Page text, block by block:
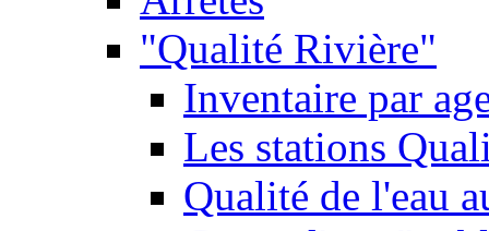
"Qualité Rivière"
Inventaire par
Les stations
Qualité de l'eau